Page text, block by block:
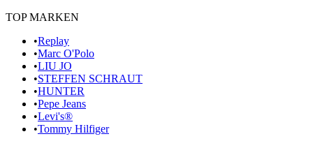
TOP MARKEN
•Replay
•Marc O'Polo
•LIU JO
•STEFFEN SCHRAUT
•HUNTER
•Pepe Jeans
•Levi's®
•Tommy Hilfiger